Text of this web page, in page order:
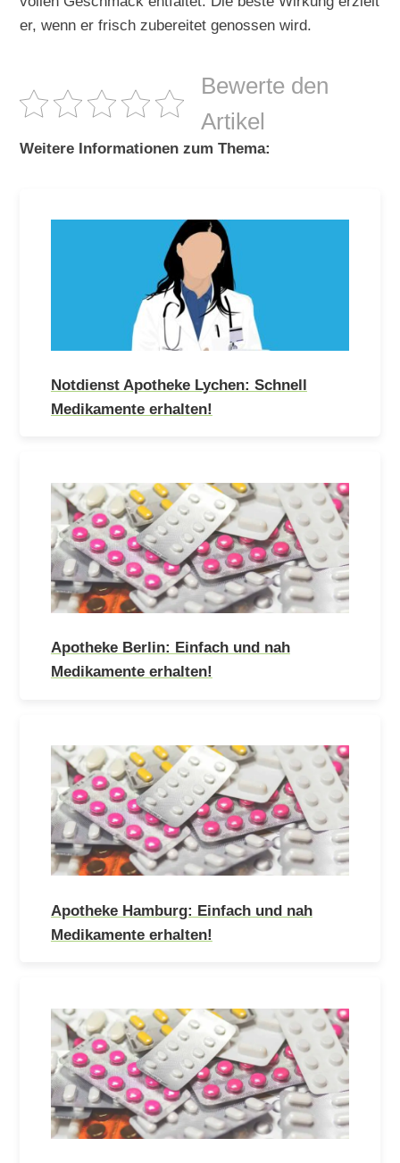
er, wenn er frisch zubereitet genossen wird.
Bewerte den
Artikel
Weitere Informationen zum Thema:
Notdienst Apotheke Lychen: Schnell
Medikamente erhalten!
Apotheke Berlin: Einfach und nah
Medikamente erhalten!
Apotheke Hamburg: Einfach und nah
Medikamente erhalten!